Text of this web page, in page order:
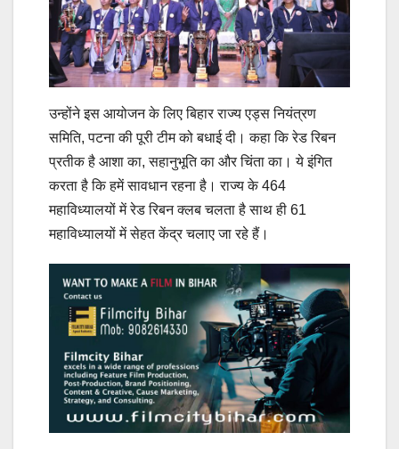
उन्होंने इस आयोजन के लिए बिहार राज्य एड्स नियंत्रण
समिति, पटना की पूरी टीम को बधाई दी। कहा कि रेड रिबन
प्रतीक है आशा का, सहानुभूति का और चिंता का। ये इंगित
करता है कि हमें सावधान रहना है। राज्य के 464
महाविध्यालयों में रेड रिबन क्लब चलता है साथ ही 61
महाविध्यालयों में सेहत केंद्र चलाए जा रहे हैं।